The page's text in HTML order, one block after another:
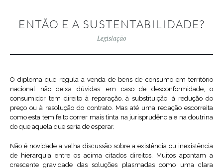
ENTÃO E A SUSTENTABILIDADE?
Legislação
O diploma que regula a venda de bens de consumo em território
nacional não deixa dúvidas: em caso de desconformidade, o
consumidor tem direito à reparação, à substituição, à redução do
preço ou à resolução do contrato. Mas até uma redação escorreita
como esta tem feito correr mais tinta na jurisprudência e na doutrina
do que aquela que seria de esperar.
Não é novidade a velha discussão sobre a existência ou inexistência
de hierarquia entre os acima citados direitos. Muitos apontam a
crescente gravidade das soluções plasmadas como uma clara